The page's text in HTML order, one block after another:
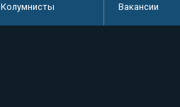
Колумнисты
Вакансии